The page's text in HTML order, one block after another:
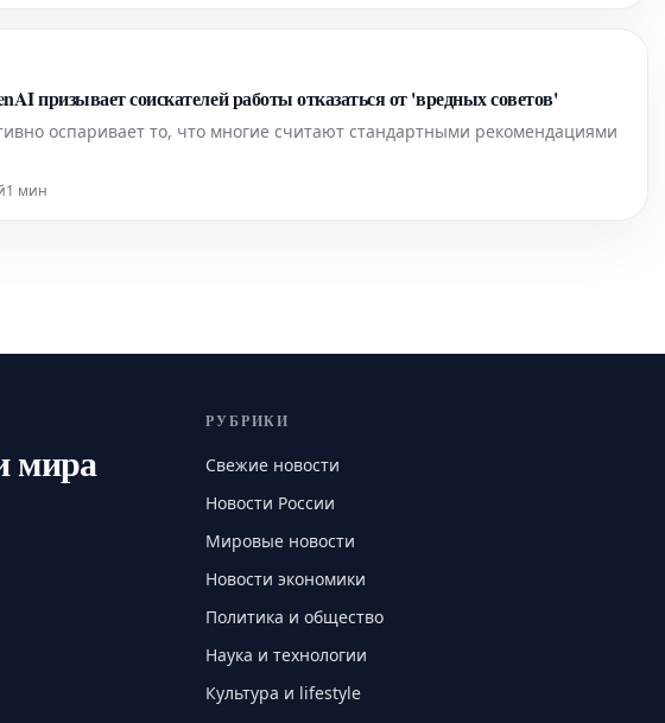
призывает соискателей работы отказаться от 'вредных советов'
оспаривает то, что многие считают стандартными рекомендациями
1 мин
мира
РУБРИКИ
Свежие новости
Новости России
Мировые новости
Новости экономики
Политика и общество
Наука и технологии
Культура и lifestyle